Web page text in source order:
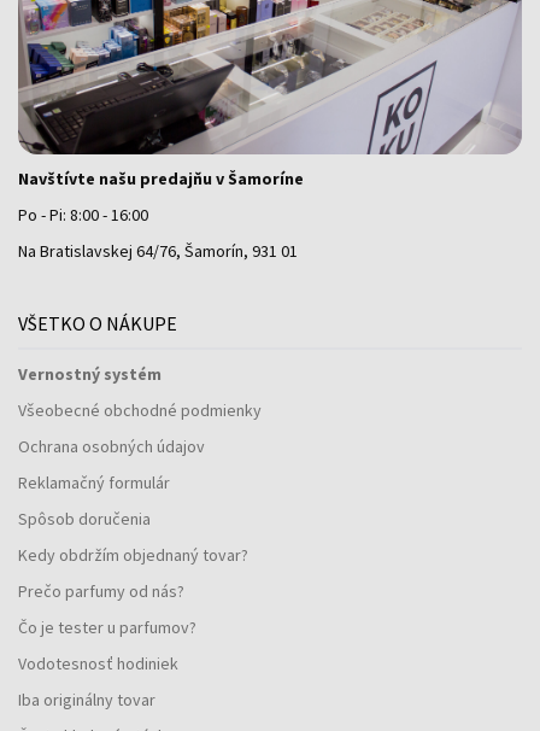
Navštívte našu predajňu v Šamoríne
Po - Pi: 8:00 - 16:00
Na Bratislavskej 64/76, Šamorín, 931 01
VŠETKO O NÁKUPE
Vernostný systém
Všeobecné obchodné podmienky
Ochrana osobných údajov
Reklamačný formulár
Spôsob doručenia
Kedy obdržím objednaný tovar?
Prečo parfumy od nás?
Čo je tester u parfumov?
Vodotesnosť hodiniek
Iba originálny tovar